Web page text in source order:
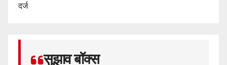
दर्ज
सुझाव बॉक्स